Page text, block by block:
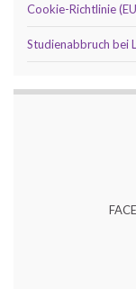
Cookie-Richtlinie
Studienabbruch bei